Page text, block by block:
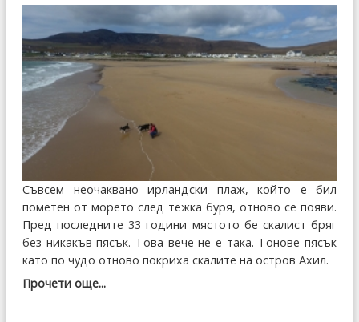
Съвсем неочаквано ирландски плаж, който е бил
пометен от морето след тежка буря, отново се появи.
Пред последните 33 години мястото бе скалист бряг
без никакъв пясък. Това вече не е така. Тонове пясък
като по чудо отново покриха скалите на остров Ахил.
Прочети още...